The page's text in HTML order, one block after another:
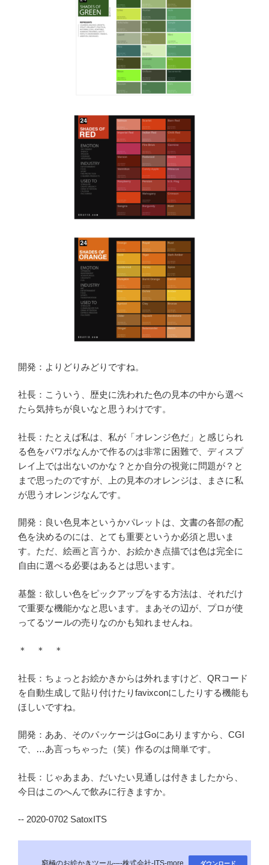
開発：よりどりみどりですね。
社長：こういう、歴史に洗われた色の見本の中から選べ
たら気持ちが良いなと思うわけです。
社長：たとえば私は、私が「オレンジ色だ」と感じられ
る色をパワポなんかで作るのは非常に困難で、ディスプ
レイ上では出ないのかな？とか自分の視覚に問題が？と
まで思ったのですが、上の見本のオレンジは、まさに私
が思うオレンジなんです。
開発：良い色見本というかパレットは、文書の各部の配
色を決めるのには、とても重要というか必須と思いま
す。ただ、絵画と言うか、お絵かき点描では色は完全に
自由に選べる必要はあるとは思います。
基盤：欲しい色をピックアップをする方法は、それだけ
で重要な機能かなと思います。まあその辺が、プロが使
ってるツールの売りなのかも知れませんね。
＊ ＊ ＊
社長：ちょっとお絵かきからは外れますけど、QRコード
を自動生成して貼り付けたりfavixconにしたりする機能も
ほしいですね。
開発：ああ、そのパッケージはGoにありますから、CGI
で、…あ言っちゃった（笑）作るのは簡単です。
社長：じゃあまあ、だいたい見通しは付きましたから、
今日はこのへんで飲みに行きますか。
-- 2020-0702 SatoxITS